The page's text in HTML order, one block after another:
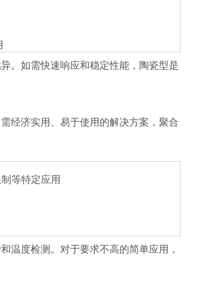
。如需快速响应和稳定性能，陶瓷型是
经济实用、易于使用的解决方案，聚合
等特定应用
温度检测。对于要求不高的简单应用，